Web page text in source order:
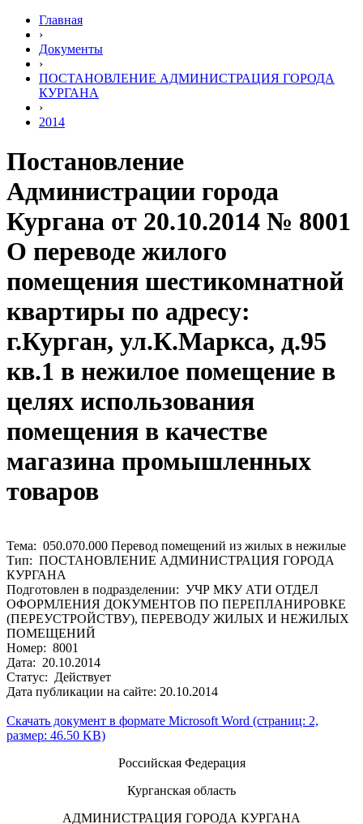
Главная
›
Документы
›
ПОСТАНОВЛЕНИЕ АДМИНИСТРАЦИЯ ГОРОДА
КУРГАНА
›
2014
Постановление
Администрации города
Кургана от 20.10.2014 № 8001
О переводе жилого
помещения шестикомнатной
квартиры по адресу:
г.Курган, ул.К.Маркса, д.95
кв.1 в нежилое помещение в
целях использования
помещения в качестве
магазина промышленных
товаров
Тема: 050.070.000 Перевод помещений из жилых в нежилые
Тип: ПОСТАНОВЛЕНИЕ АДМИНИСТРАЦИЯ ГОРОДА
КУРГАНА
Подготовлен в подразделении: УЧР МКУ АТИ ОТДЕЛ
ОФОРМЛЕНИЯ ДОКУМЕНТОВ ПО ПЕРЕПЛАНИРОВКЕ
(ПЕРЕУСТРОЙСТВУ), ПЕРЕВОДУ ЖИЛЫХ И НЕЖИЛЫХ
ПОМЕЩЕНИЙ
Номер: 8001
Дата: 20.10.2014
Статус: Действует
Дата публикации на сайте: 20.10.2014
Скачать документ в формате Microsoft Word (страниц: 2,
размер: 46.50 KB)
Российская Федерация
Курганская область
АДМИНИСТРАЦИЯ ГОРОДА КУРГАНА